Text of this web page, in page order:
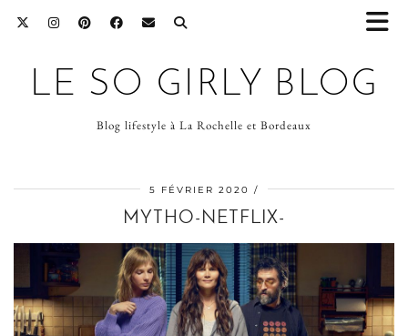
LE SO GIRLY BLOG
Blog lifestyle à La Rochelle et Bordeaux
5 FÉVRIER 2020
MYTHO-NETFLIX-